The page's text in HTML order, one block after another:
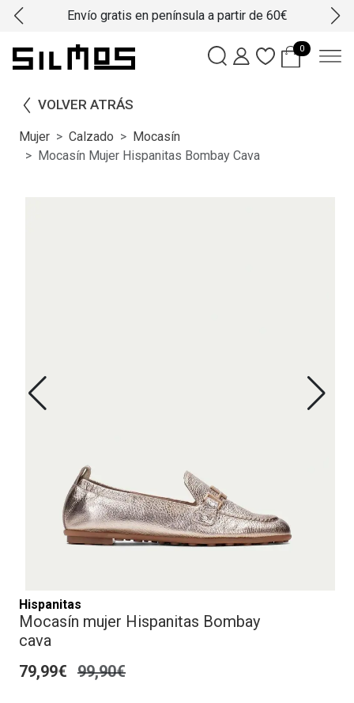
Envío gratis en península a partir de 60€
0
VOLVER ATRÁS
Mujer Calzado
Mocasín
Mocasín Mujer Hispanitas Bombay Cava
Hispanitas
Mocasín mujer Hispanitas Bombay
cava
79,99€ 99,90€